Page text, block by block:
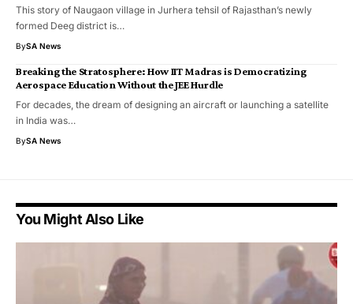
This story of Naugaon village in Jurhera tehsil of Rajasthan’s newly
formed Deeg district is…
BySA News
Breaking the Stratosphere: How IIT Madras is Democratizing
Aerospace Education Without the JEE Hurdle
​For decades, the dream of designing an aircraft or launching a satellite
in India was…
BySA News
You Might Also Like